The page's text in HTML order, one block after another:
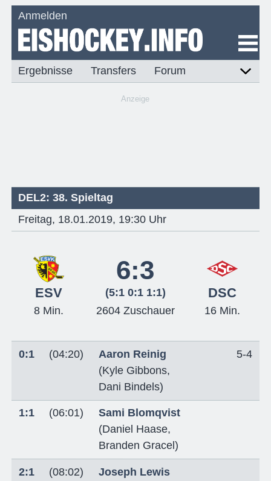
Anmelden
Ergebnisse Transfers Forum
Anzeige
DEL2: 38. Spieltag
Freitag, 18.01.2019, 19:30 Uhr
ESV
6:3
(5:1 0:1 1:1) DSC
8 Min. 2604 Zuschauer 16 Min.
0:1 (04:20)
Aaron Reinig
(Kyle Gibbons,
Dani Bindels)
5-4
1:1 (06:01)
Sami Blomqvist
(Daniel Haase,
Branden Gracel )
2:1 (08:02)
Joseph Lewis